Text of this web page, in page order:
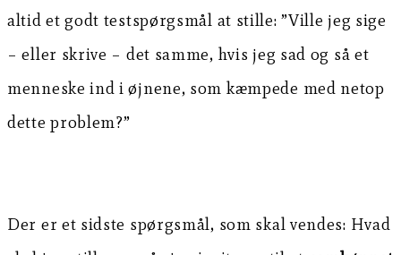
altid et godt testspørgsmål at stille: ”Ville jeg sige
– eller skrive – det samme, hvis jeg sad og så et
menneske ind i øjnene, som kæmpede med netop
dette problem?”
Der er et sidste spørgsmål, som skal vendes: Hvad